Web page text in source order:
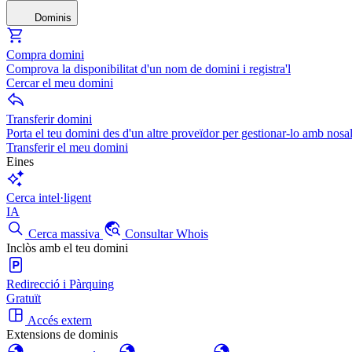
Dominis
Compra domini
Comprova la disponibilitat d'un nom de domini i registra'l
Cercar el meu domini
Transferir domini
Porta el teu domini des d'un altre proveïdor per gestionar-lo amb
Transferir el meu domini
Eines
Cerca intel·ligent
IA
Cerca massiva
Consultar Whois
Inclòs amb el teu domini
Redirecció i Pàrquing
Gratuït
Accés extern
Extensions de dominis